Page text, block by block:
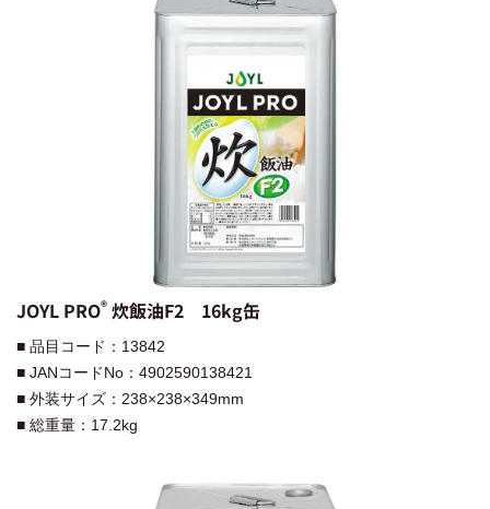
JOYL PRO®︎ 炊飯油F2 16kg缶
■ 品目コード：13842
■ JANコードNo：4902590138421
■ 外装サイズ：238×238×349mm
■ 総重量：17.2kg